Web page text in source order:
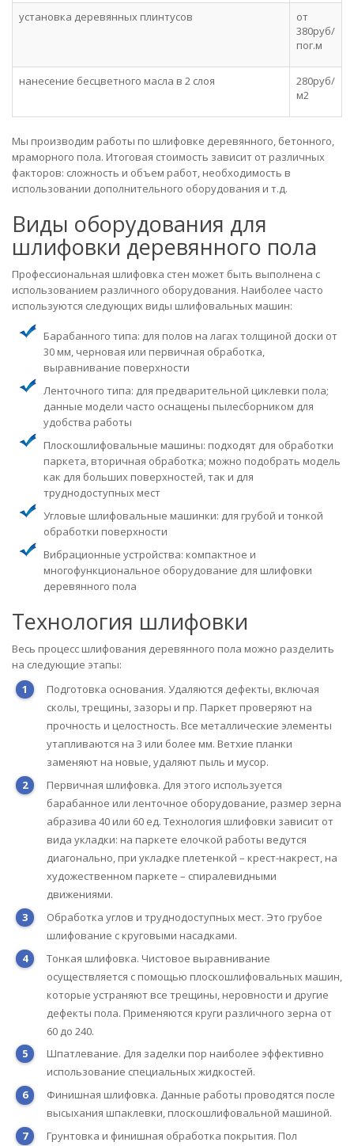
установка деревянных плинтусов
от
380руб/
пог.м
нанесение бесцветного масла в 2 слоя
280руб/
м2
Мы производим работы по шлифовке деревянного, бетонного,
мраморного пола. Итоговая стоимость зависит от различных
факторов: сложность и объем работ, необходимость в
использовании дополнительного оборудования и т.д.
Виды оборудования для
шлифовки деревянного пола
Профессиональная шлифовка стен может быть выполнена с
использованием различного оборудования. Наиболее часто
используются следующих виды шлифовальных машин:
Барабанного типа: для полов на лагах толщиной доски от
30 мм, черновая или первичная обработка,
выравнивание поверхности
Ленточного типа: для предварительной циклевки пола;
данные модели часто оснащены пылесборником для
удобства работы
Плоскошлифовальные машины: подходят для обработки
паркета, вторичная обработка; можно подобрать модель
как для больших поверхностей, так и для
труднодоступных мест
Угловые шлифовальные машинки: для грубой и тонкой
обработки поверхности
Вибрационные устройства: компактное и
многофункциональное оборудование для шлифовки
деревянного пола
Технология шлифовки
Весь процесс шлифования деревянного пола можно разделить
на следующие этапы:
Подготовка основания. Удаляются дефекты, включая
сколы, трещины, зазоры и пр. Паркет проверяют на
прочность и целостность. Все металлические элементы
утапливаются на 3 или более мм. Ветхие планки
заменяют на новые, удаляют пыль и мусор.
Первичная шлифовка. Для этого используется
барабанное или ленточное оборудование, размер зерна
абразива 40 или 60 ед. Технология шлифовки зависит от
вида укладки: на паркете елочкой работы ведутся
диагонально, при укладке плетенкой – крест-накрест, на
художественном паркете – спиралевидными
движениями.
Обработка углов и труднодоступных мест. Это грубое
шлифование с круговыми насадками.
Тонкая шлифовка. Чистовое выравнивание
осуществляется с помощью плоскошлифовальных машин,
которые устраняют все трещины, неровности и другие
дефекты пола. Применяются круги различного зерна от
60 до 240.
Шпатлевание. Для заделки пор наиболее эффективно
использование специальных жидкостей.
Финишная шлифовка. Данные работы проводятся после
высыхания шпаклевки, плоскошлифовальной машиной.
Грунтовка и финишная обработка покрытия. Пол